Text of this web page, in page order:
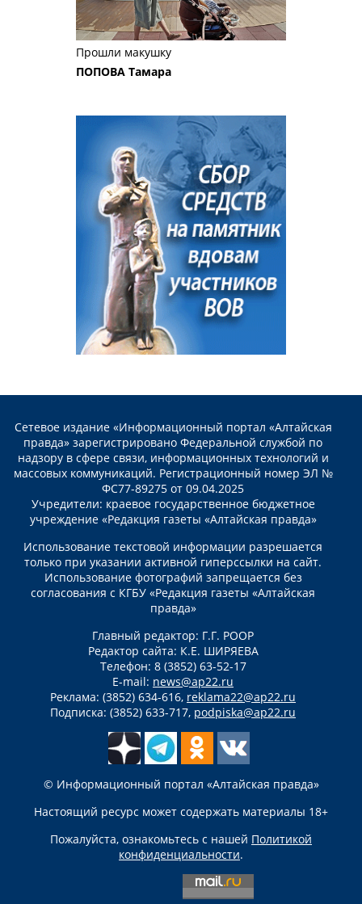
Прошли макушку
ПОПОВА Тамара
Сетевое издание «Информационный портал «Алтайская
правда» зарегистрировано Федеральной службой по
надзору в сфере связи, информационных технологий и
массовых коммуникаций. Регистрационный номер ЭЛ №
ФС77-89275 от 09.04.2025
Учредители: краевое государственное бюджетное
учреждение «Редакция газеты «Алтайская правда»
Использование текстовой информации разрешается
только при указании активной гиперссылки на сайт.
Использование фотографий запрещается без
согласования с КГБУ «Редакция газеты «Алтайская
правда»
Главный редактор: Г.Г. РООР
Редактор сайта: К.Е. ШИРЯЕВА
Телефон: 8 (3852) 63-52-17
E-mail: news@ap22.ru
Реклама: (3852) 634-616, reklama22@ap22.ru
Подписка: (3852) 633-717, podpiska@ap22.ru
© Информационный портал «Алтайская правда»
Настоящий ресурс может содержать материалы 18+
Пожалуйста, ознакомьтесь с нашей Политикой
конфиденциальности.